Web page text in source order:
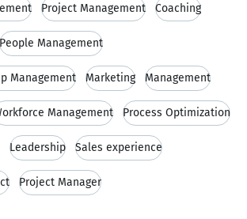
Project Management Coaching
People Management
Management Marketing Management
Management Process Optimization
Leadership Sales experience
Project Manager